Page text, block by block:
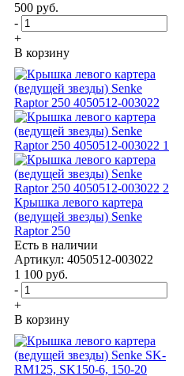
500 руб.
-
+
В корзину
Крышка левого картера
(ведущей звезды) Senke
Raptor 250
Есть в наличии
Артикул: 4050512-003022
1 100 руб.
-
+
В корзину